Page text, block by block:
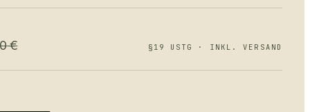
€ §19 USTG · INKL. VERSAND